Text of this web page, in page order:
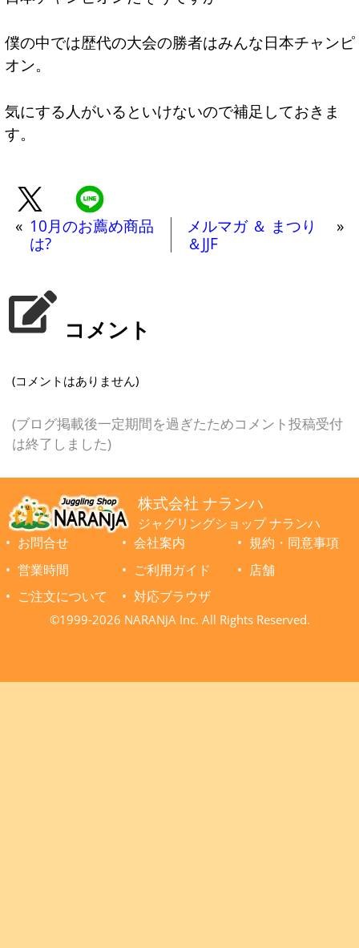
僕の中では歴代の大会の勝者はみんな日本チャンピ
オン。
気にする人がいるといけないので補足しておきま
す。
« 10月のお薦め商品
は?
メルマガ ＆ まつり
＆JJF
»
コメント
(コメントはありません)
(ブログ掲載後一定期間を過ぎたためコメント投稿受付
は終了しました)
株式会社 ナランハ
ジャグリングショップ ナランハ
お問合せ
会社案内
規約・同意事項
営業時間
ご利用ガイド
店舗
ご注文について
対応ブラウザ
©1999-2026 NARANJA Inc. All Rights Reserved.